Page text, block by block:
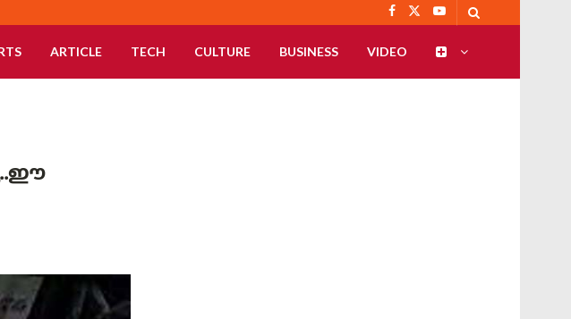
ARTICLE TECH CULTURE BUSINESS VIDEO